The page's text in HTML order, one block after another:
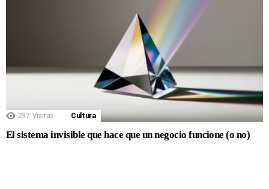
237 Visitas Cultura
El sistema invisible que hace que un negocio funcione (o no)